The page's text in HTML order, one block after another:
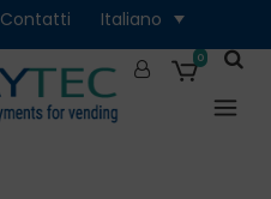
Contatti Italiano
Accessori e Ricambi
0